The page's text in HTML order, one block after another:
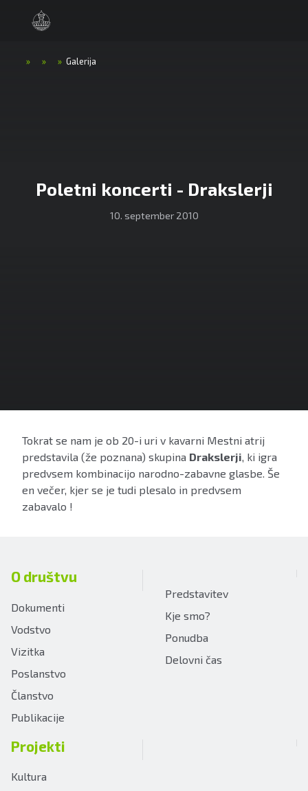
» » » Galerija
Poletni koncerti - Drakslerji
10. september 2010
Tokrat se nam je ob 20-i uri v kavarni Mestni atrij
predstavila (že poznana) skupina Drakslerji, ki igra
predvsem kombinacijo narodno-zabavne glasbe. Še
en večer, kjer se je tudi plesalo in predvsem
zabavalo !
O društvu
Dokumenti
Vodstvo
Vizitka
Poslanstvo
Članstvo
Publikacije
Predstavitev
Kje smo?
Ponudba
Delovni čas
Projekti
Kultura